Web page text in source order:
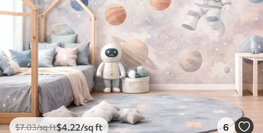
$7.03/sq ft$4.22/sq ft 6